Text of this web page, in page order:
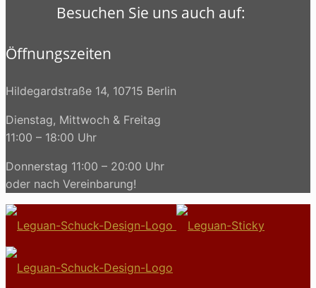
Besuchen Sie uns auch auf:
Öffnungszeiten
Hildegardstraße 14, 10715 Berlin
Dienstag, Mittwoch & Freitag
11:00 – 18:00 Uhr
Donnerstag 11:00 – 20:00 Uhr
oder nach Vereinbarung!